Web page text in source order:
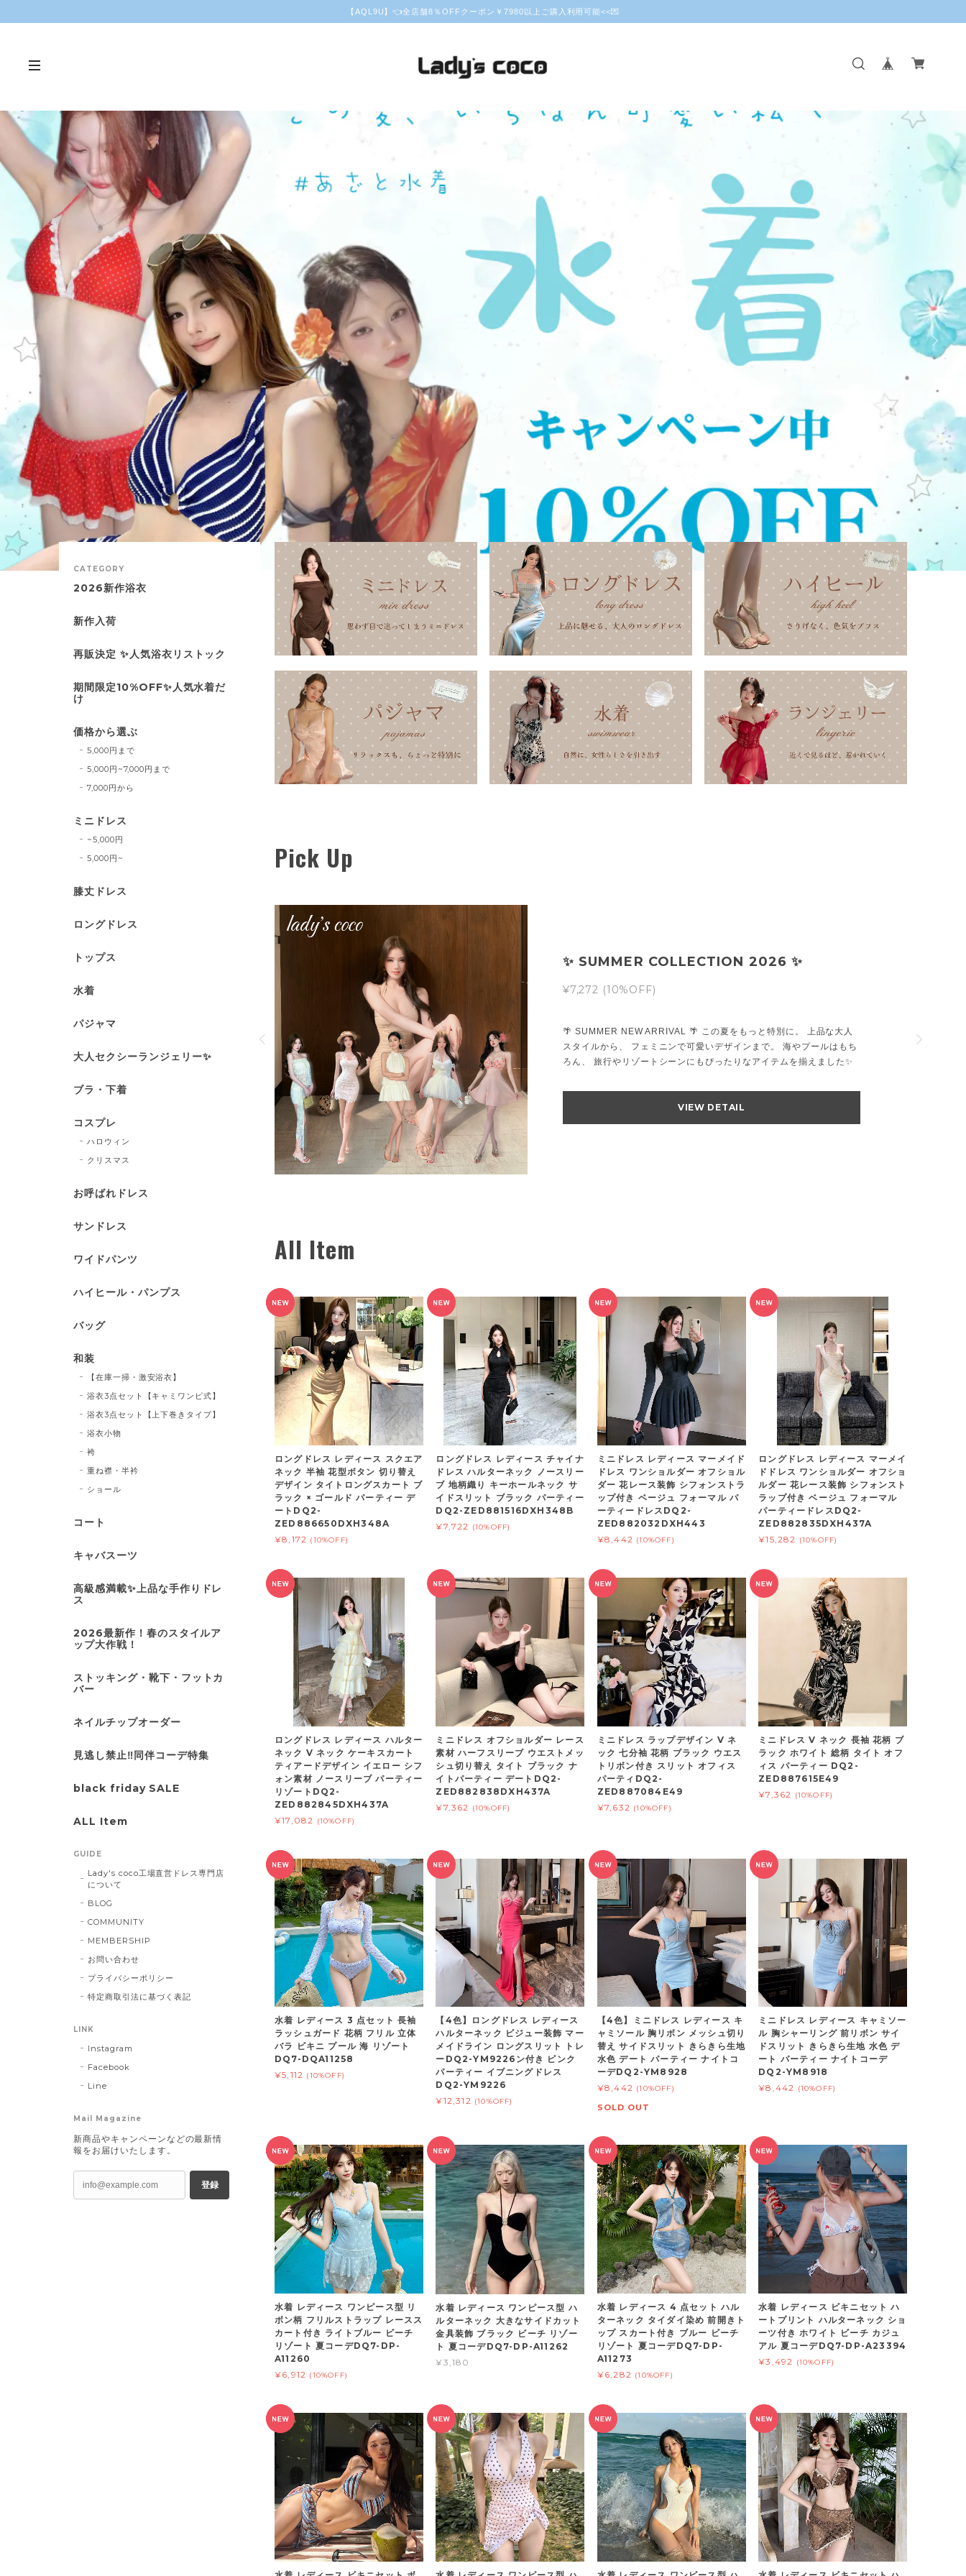
【AQL9U】👈全店舗8％OFFクーポン￥7980以上ご購入利用可能<<💌
Pick Up
水着新作登場🌊
りのデザインから、定番で使いやすいスタイルま
イン、体型カバータイプなど、 シーンやお好みに合
VIEW DETAIL
✨ SUMMER COLLECTION 2026 ✨
¥7,272 (10%OFF)
🌴 SUMMER NEW ARRIVAL 🌴 この夏をもっと特別に。 上品な大人
スタイルから、 フェミニンで可愛いデザインまで。 海やプールはもち
ろん、 旅行やリゾートシーンにもぴったりなアイテムを揃えました✨
VIEW DETAIL
All Item
ロングドレス レディース スクエア
ネック 半袖 花型ボタン 切り替え
デザイン タイトロングスカート ブ
ラック × ゴールド パーティー デ
ートDQ2-
ZED886650DXH348A
¥8,172 (10%OFF)
ロングドレス レディース チャイナ
ドレス ハルターネック ノースリー
ブ 地柄織り キーホールネック サ
イドスリット ブラック パーティー
DQ2-ZED881516DXH348B
¥7,722
(10%OFF)
ミニドレス レディース マーメイド
ドレス ワンショルダー オフショル
ダー 花レース装飾 シフォンストラ
ップ付き ベージュ フォーマル パ
ーティードレスDQ2-
ZED882032DXH443
¥8,442 (10%OFF)
ロングドレス レディース マーメイ
ドドレス ワンショルダー オフショ
ルダー 花レース装飾 シフォンスト
ラップ付き ベージュ フォーマル
パーティードレスDQ2-
ZED882835DXH437A
¥15,282
(10%OFF)
ロングドレス レディース ハルター
ネック V ネック ケーキスカート
ティアードデザイン イエロー シフ
ォン素材 ノースリーブ パーティー
リゾートDQ2-
ZED882845DXH437A
¥17,082
(10%OFF)
ミニドレス オフショルダー レース
素材 ハーフスリーブ ウエストメッ
シュ切り替え タイト ブラック ナ
イトパーティー デートDQ2-
ZED882838DXH437A
¥7,362
(10%OFF)
ミニドレス ラップデザイン V ネ
ック 七分袖 花柄 ブラック ウエス
トリボン付き スリット オフィス
パーティDQ2-
ZED887084E49
¥7,632 (10%OFF)
ミニドレス V ネック 長袖 花柄 ブ
ラック ホワイト 総柄 タイト オフ
ィス パーティー DQ2-
ZED887615E49
¥7,362
(10%OFF)
水着 レディース 3 点セット 長袖
ラッシュガード 花柄 フリル 立体
バラ ビキニ プール 海 リゾート
DQ7-DQA11258
¥5,112 (10%OFF)
【4色】ロングドレス レディース
ハルターネック ビジュー装飾 マー
メイドライン ロングスリット トレ
ーDQ2-YM9226ン付き ピンク
パーティー イブニングドレス
DQ2-YM9226
¥12,312 (10%OFF)
【4色】ミニドレス レディース キ
ャミソール 胸リボン メッシュ切り
替え サイドスリット きらきら生地
水色 デート パーティー ナイトコ
ーデDQ2-YM8928
¥8,442 (10%OFF)
SOLD OUT
ミニドレス レディース キャミソー
ル 胸シャーリング 前リボン サイ
ドスリット きらきら生地 水色 デ
ート パーティー ナイトコーデ
DQ2-YM8918
¥8,442 (10%OFF)
水着 レディース ワンピース型 リ
ボン柄 フリルストラップ レースス
カート付き ライトブルー ビーチ
リゾート 夏コーデDQ7-DP-
A11260
¥6,912 (10%OFF)
水着 レディース ワンピース型 ハ
ルターネック 大きなサイドカット
金具装飾 ブラック ビーチ リゾー
ト 夏コーデDQ7-DP-A11262
¥3,180
水着 レディース 4 点セット ハル
ターネック タイダイ染め 前開きト
ップ スカート付き ブルー ビーチ
リゾート 夏コーデDQ7-DP-
A11273
¥6,282 (10%OFF)
水着 レディース ビキニセット ハ
ートプリント ハルターネック ショ
ーツ付き ホワイト ビーチ カジュ
アル 夏コーデDQ7-DP-A23394
¥3,492 (10%OFF)
CATEGORY
2026新作浴衣
新作入荷
再販決定 ✨人気浴衣リストック
期間限定10%OFF✨人気水着だ
け
価格から選ぶ
5,000円まで
5,000円~7,000円まで
7,000円から
ミニドレス
~5,000円
5,000円~
膝丈ドレス
ロングドレス
トップス
水着
パジャマ
大人セクシーランジェリー✨
ブラ・下着
コスプレ
ハロウィン
クリスマス
お呼ばれドレス
サンドレス
ワイドパンツ
ハイヒール・パンプス
バッグ
和装
【在庫一掃・激安浴衣】
浴衣3点セット【キャミワンピ式】
浴衣3点セット【上下巻きタイプ】
浴衣小物
袴
重ね襟・半衿
ショール
コート
キャバスーツ
高級感満載✨上品な手作りドレ
ス
2026最新作！春のスタイルア
ップ大作戦！
ストッキング・靴下・フットカ
バー
ネイルチップオーダー
見逃し禁止‼同伴コーデ特集
black friday SALE
ALL Item
GUIDE
Lady's coco工場直営ドレス専門店
について
BLOG
COMMUNITY
MEMBERSHIP
お問い合わせ
プライバシーポリシー
特定商取引法に基づく表記
LINK
Instagram
Facebook
Line
Mail Magazine
新商品やキャンペーンなどの最新情
報をお届けいたします。
登録